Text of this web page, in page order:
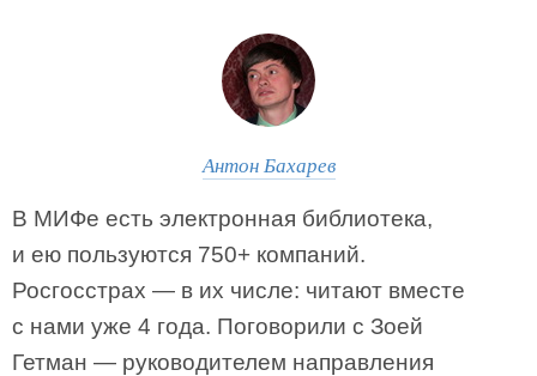
Антон Бахарев
В МИФе есть электронная библиотека,
и ею пользуются 750+ компаний.
Росгосстрах — в их числе: читают вместе
с нами уже 4 года. Поговорили с Зоей
Гетман — руководителем направления